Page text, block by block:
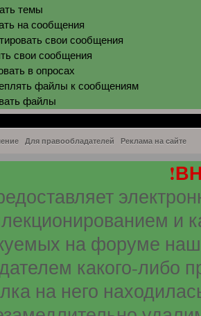
темы
на сообщения
свои сообщения
свои сообщения
в опросах
файлы к сообщениям
файлы
Для правообладателей Реклама на сайте
и
на форуме
какого-либо
на него